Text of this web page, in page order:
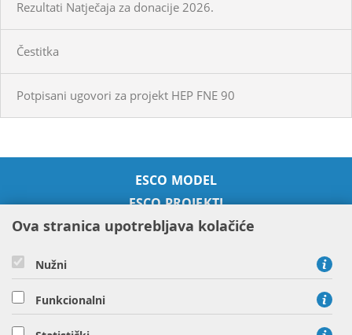
Rezultati Natječaja za donacije 2026.
Čestitka
Potpisani ugovori za projekt HEP FNE 90
ESCO MODEL
ESCO PROJEKTI
SUSTAVNO GOSPODARENJE
KONTAKT
Ova stranica upotrebljava kolačiće
Nužni
Funkcionalni